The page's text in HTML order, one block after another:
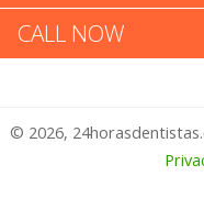
Marvin J
Experiencia
1 – No Feliz
CALL NOW
© 2026,